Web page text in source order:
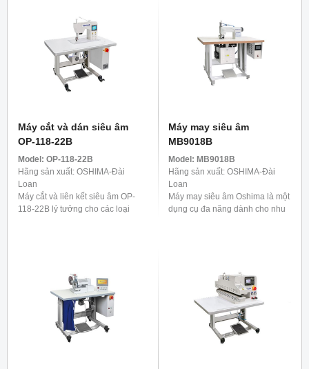
Máy cắt và dán siêu âm
OP-118-22B
Model: OP-118-22B
Hãng sản xuất: OSHIMA-Đài
Loan
Máy cắt và liên kết siêu âm OP-
118-22B lý tưởng cho các loại
Máy may siêu âm
MB9018B
Model: MB9018B
Hãng sản xuất: OSHIMA-Đài
Loan
Máy may siêu âm Oshima là một
dụng cụ đa năng dành cho nhu